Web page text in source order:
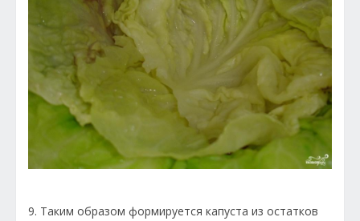
9. Таким образом формируется капуста из остатков